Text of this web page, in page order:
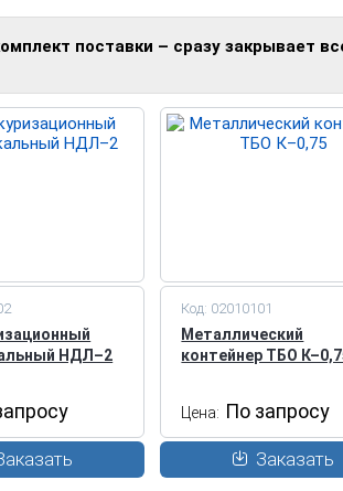
поставки – сразу закрывает
НДЛ–2
Код: 02010101
Металлический
контейнер ТБО
Цена: По запросу
Заказать